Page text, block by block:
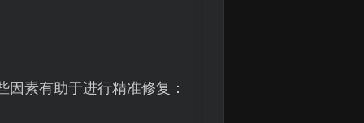
素有助于进行精准修复：